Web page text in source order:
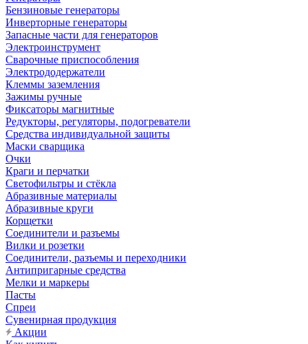
Бензиновые генераторы
Инверторные генераторы
Запасные части для генераторов
Электроинструмент
Сварочные приспособления
Электрододержатели
Клеммы заземления
Зажимы ручные
Фиксаторы магнитные
Редукторы, регуляторы, подогреватели
Средства индивидуальной защиты
Маски сварщика
Очки
Краги и перчатки
Светофильтры и стёкла
Абразивные материалы
Абразивные круги
Корщетки
Соединители и разъемы
Вилки и розетки
Соединители, разъемы и переходники
Антипригарные средства
Мелки и маркеры
Пасты
Спреи
Сувенирная продукция
Акции